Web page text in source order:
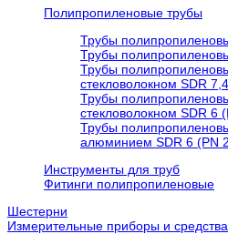
Полипропиленовые трубы
Трубы
Трубы
Трубы
стекловолокном SDR
Трубы
стекловолокном SDR 6
Трубы
алюминием SDR 6 (PN
Инструменты для труб
Фитинги полипропиленовые
Шестерни
Измерительные приборы и